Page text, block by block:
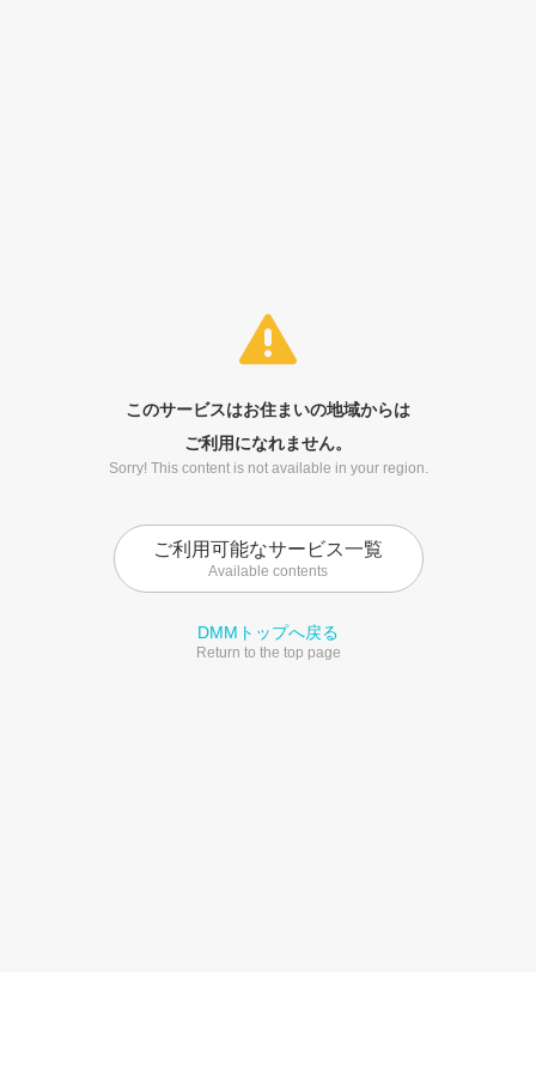
このサービスはお住まいの地域からは
ご利用になれません。
Sorry! This content is not available in your region.
ご利用可能なサービス一覧
Available contents
DMMトップへ戻る
Return to the top page